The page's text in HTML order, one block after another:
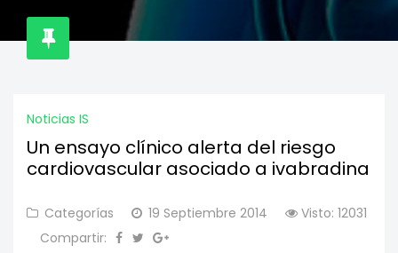
Noticias IS
Un ensayo clínico alerta del riesgo
cardiovascular asociado a ivabradina
Categorías 19 Septiembre 2014
Visto: 12031
Compartir: